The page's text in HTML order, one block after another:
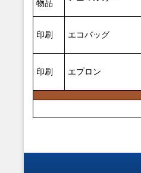
物品
印刷 エコバッグ
印刷 エプロン